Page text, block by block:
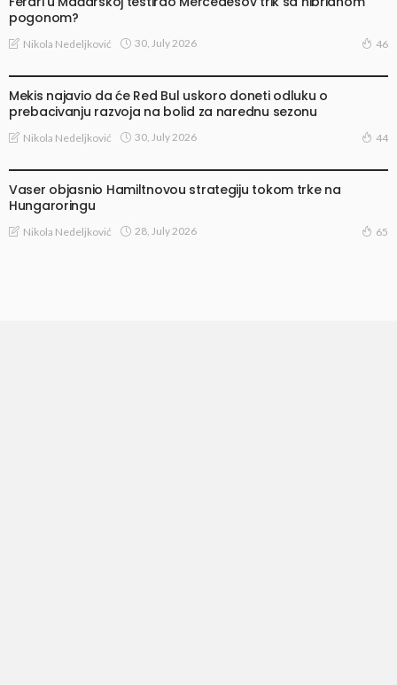
pogonom?
Nikola Nedeljković 30, July 2026 46
Mekis najavio da će Red Bul uskoro doneti odluku o
prebacivanju razvoja na bolid za narednu sezonu
Nikola Nedeljković 30, July 2026 44
Vaser objasnio Hamiltnovou strategiju tokom trke na
Hungaroringu
Nikola Nedeljković 28, July 2026 65